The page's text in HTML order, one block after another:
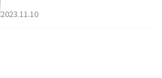
2023.11.10